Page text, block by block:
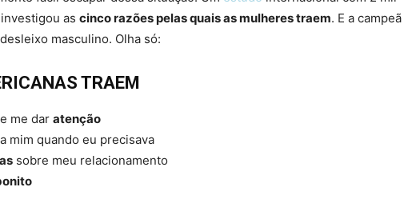
as cinco razões pelas quais as mulheres traem. E a campeã
masculino. Olha só:
TRAEM
me dar atenção
mim quando eu precisava
sobre meu relacionamento